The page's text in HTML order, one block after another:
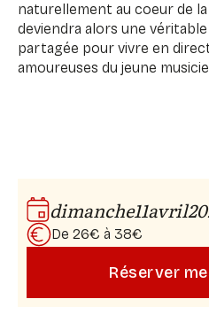
naturellement au coeur de
deviendra alors une
partagée pour vivre en
amoureuses du jeune
dimanche11avril
De 26€ à 38€
Réserver